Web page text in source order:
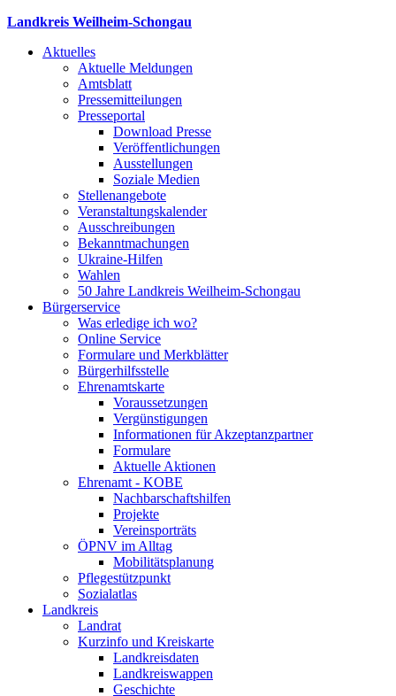
Landkreis Weilheim-Schongau
Aktuelles
Aktuelle Meldungen
Amtsblatt
Pressemitteilungen
Presseportal
Download Presse
Veröffentlichungen
Ausstellungen
Soziale Medien
Stellenangebote
Veranstaltungskalender
Ausschreibungen
Bekanntmachungen
Ukraine-Hilfen
Wahlen
50 Jahre Landkreis Weilheim-Schongau
Bürgerservice
Was erledige ich wo?
Online Service
Formulare und Merkblätter
Bürgerhilfsstelle
Ehrenamtskarte
Voraussetzungen
Vergünstigungen
Informationen für Akzeptanzpartner
Formulare
Aktuelle Aktionen
Ehrenamt - KOBE
Nachbarschaftshilfen
Projekte
Vereinsporträts
ÖPNV im Alltag
Mobilitätsplanung
Pflegestützpunkt
Sozialatlas
Landkreis
Landrat
Kurzinfo und Kreiskarte
Landkreisdaten
Landkreiswappen
Geschichte